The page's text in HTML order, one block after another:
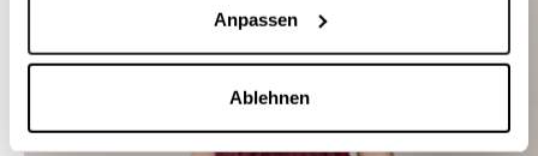
Anpassen
Ablehnen